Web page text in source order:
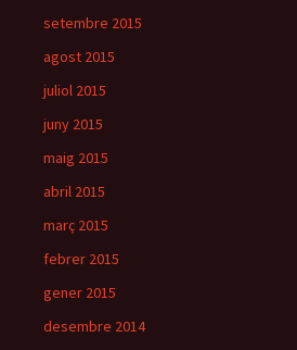
setembre 2015
agost 2015
juliol 2015
juny 2015
maig 2015
abril 2015
març 2015
febrer 2015
gener 2015
desembre 2014